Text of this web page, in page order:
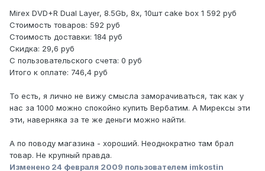
Mirex DVD+R Dual Layer, 8.5Gb, 8x, 10шт cake box 1 592 руб
Стоимость товаров: 592 руб
Стоимость доставки: 184 руб
Скидка: 29,6 руб
С пользовательского счета: 0 руб
Итого к оплате: 746,4 руб
То есть, я лично не вижу смысла заморачиваться, так как у
нас за 1000 можно спокойно купить Вербатим. А Мирексы эти
эти, наверняка за те же деньги можно найти.
А по поводу магазина - хороший. Неоднократно там брал
товар. Не крупный правда.
Изменено 24 февраля 2009 пользователем imkostin